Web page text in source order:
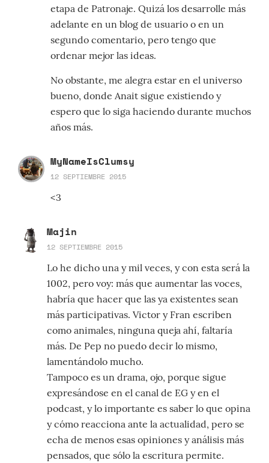
etapa de Patronaje. Quizá los desarrolle más
adelante en un blog de usuario o en un
segundo comentario, pero tengo que
ordenar mejor las ideas.
No obstante, me alegra estar en el universo
bueno, donde Anait sigue existiendo y
espero que lo siga haciendo durante muchos
años más.
MyNameIsClumsy
12 SEPTIEMBRE 2015
<3
Majin
12 SEPTIEMBRE 2015
Lo he dicho una y mil veces, y con esta será la
1002, pero voy: más que aumentar las voces,
habría que hacer que las ya existentes sean
más participativas. Victor y Fran escriben
como animales, ninguna queja ahí, faltaría
más. De Pep no puedo decir lo mismo,
lamentándolo mucho.
Tampoco es un drama, ojo, porque sigue
expresándose en el canal de EG y en el
podcast, y lo importante es saber lo que opina
y cómo reacciona ante la actualidad, pero se
echa de menos esas opiniones y análisis más
pensados, que sólo la escritura permite.